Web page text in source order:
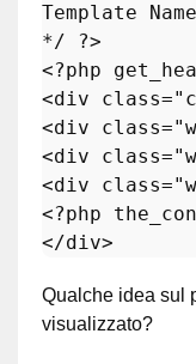
Template
*/
?>
<?php
<div class="
<div class="
<div class="
<div class="
<?php
</div
Qualche idea sul
visualizzato?